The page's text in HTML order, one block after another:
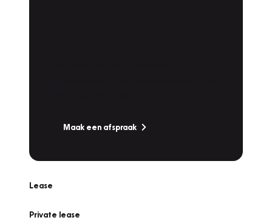
Maak een afspraak
Lease
Private lease